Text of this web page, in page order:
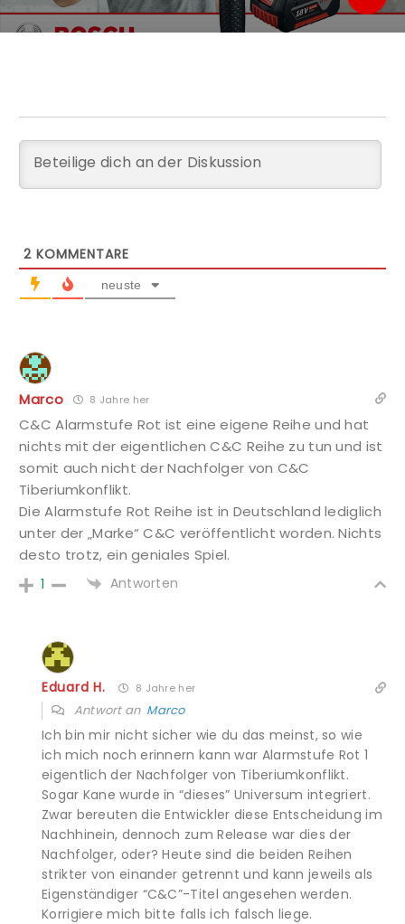
2 KOMMENTARE
neuste
Marco 8 Jahre her
C&C Alarmstufe Rot ist eine eigene Reihe und hat
nichts mit der eigentlichen C&C Reihe zu tun und ist
somit auch nicht der Nachfolger von C&C
Tiberiumkonflikt.
Die Alarmstufe Rot Reihe ist in Deutschland lediglich
unter der „Marke“ C&C veröffentlicht worden. Nichts
desto trotz, ein geniales Spiel.
1 Antworten
Eduard H. 8 Jahre her
Antwort an Marco
Ich bin mir nicht sicher wie du das meinst, so wie
ich mich noch erinnern kann war Alarmstufe Rot 1
eigentlich der Nachfolger von Tiberiumkonflikt.
Sogar Kane wurde in “dieses” Universum integriert.
Zwar bereuten die Entwickler diese Entscheidung im
Nachhinein, dennoch zum Release war dies der
Nachfolger, oder? Heute sind die beiden Reihen
strikter von einander getrennt und kann jeweils als
Eigenständiger “C&C”-Titel angesehen werden.
Korrigiere mich bitte falls ich falsch liege.